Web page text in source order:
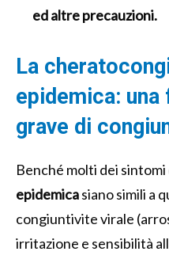
ed altre precauzioni.
La
epidemica:
grave di
Benché molti dei sintomi
epidemicasiano simili a
congiuntivite virale
irritazione e sensibilità